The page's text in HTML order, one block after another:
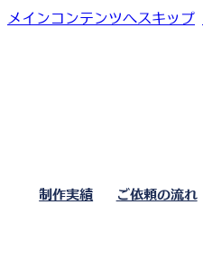
メインコンテンツへスキップ
制作実績 ご依頼の流れ